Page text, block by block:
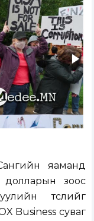
яаманд
долларын зоос
төслийг
Business суваг